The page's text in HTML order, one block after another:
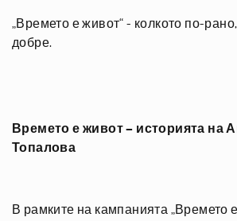
„Времето е живот“ - колкото по-
добре.
Времето е живот – историята на
Топалова
В рамките на кампанията „Времето